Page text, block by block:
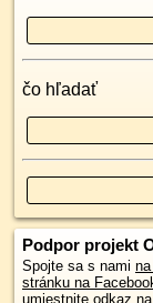
čo hľadať
Podpor projekt
Spojte sa s nami
stránku na
umiestnite odkaz